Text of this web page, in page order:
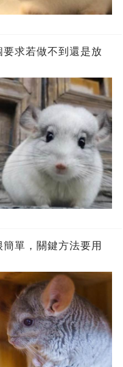
求若做不到還是放
單，關鍵方法要用